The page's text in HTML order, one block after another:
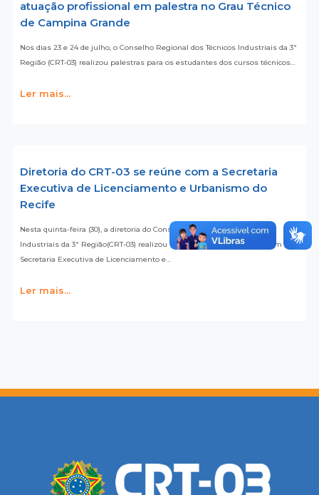
atuação profissional em palestra no Grau Técnico
de Campina Grande
Nos dias 23 e 24 de julho, o Conselho Regional dos Técnicos Industriais da 3ª
Região (CRT-03) realizou palestras para os estudantes dos cursos técnicos…
Ler mais...
Diretoria do CRT-03 se reúne com a Secretaria
Executiva de Licenciamento e Urbanismo do
Recife
Nesta quinta-feira (30), a diretoria do Conselho Regional dos Técnicos
Industriais da 3ª Região(CRT-03) realizou uma reunião institucional com a
Secretaria Executiva de Licenciamento e…
Ler mais...